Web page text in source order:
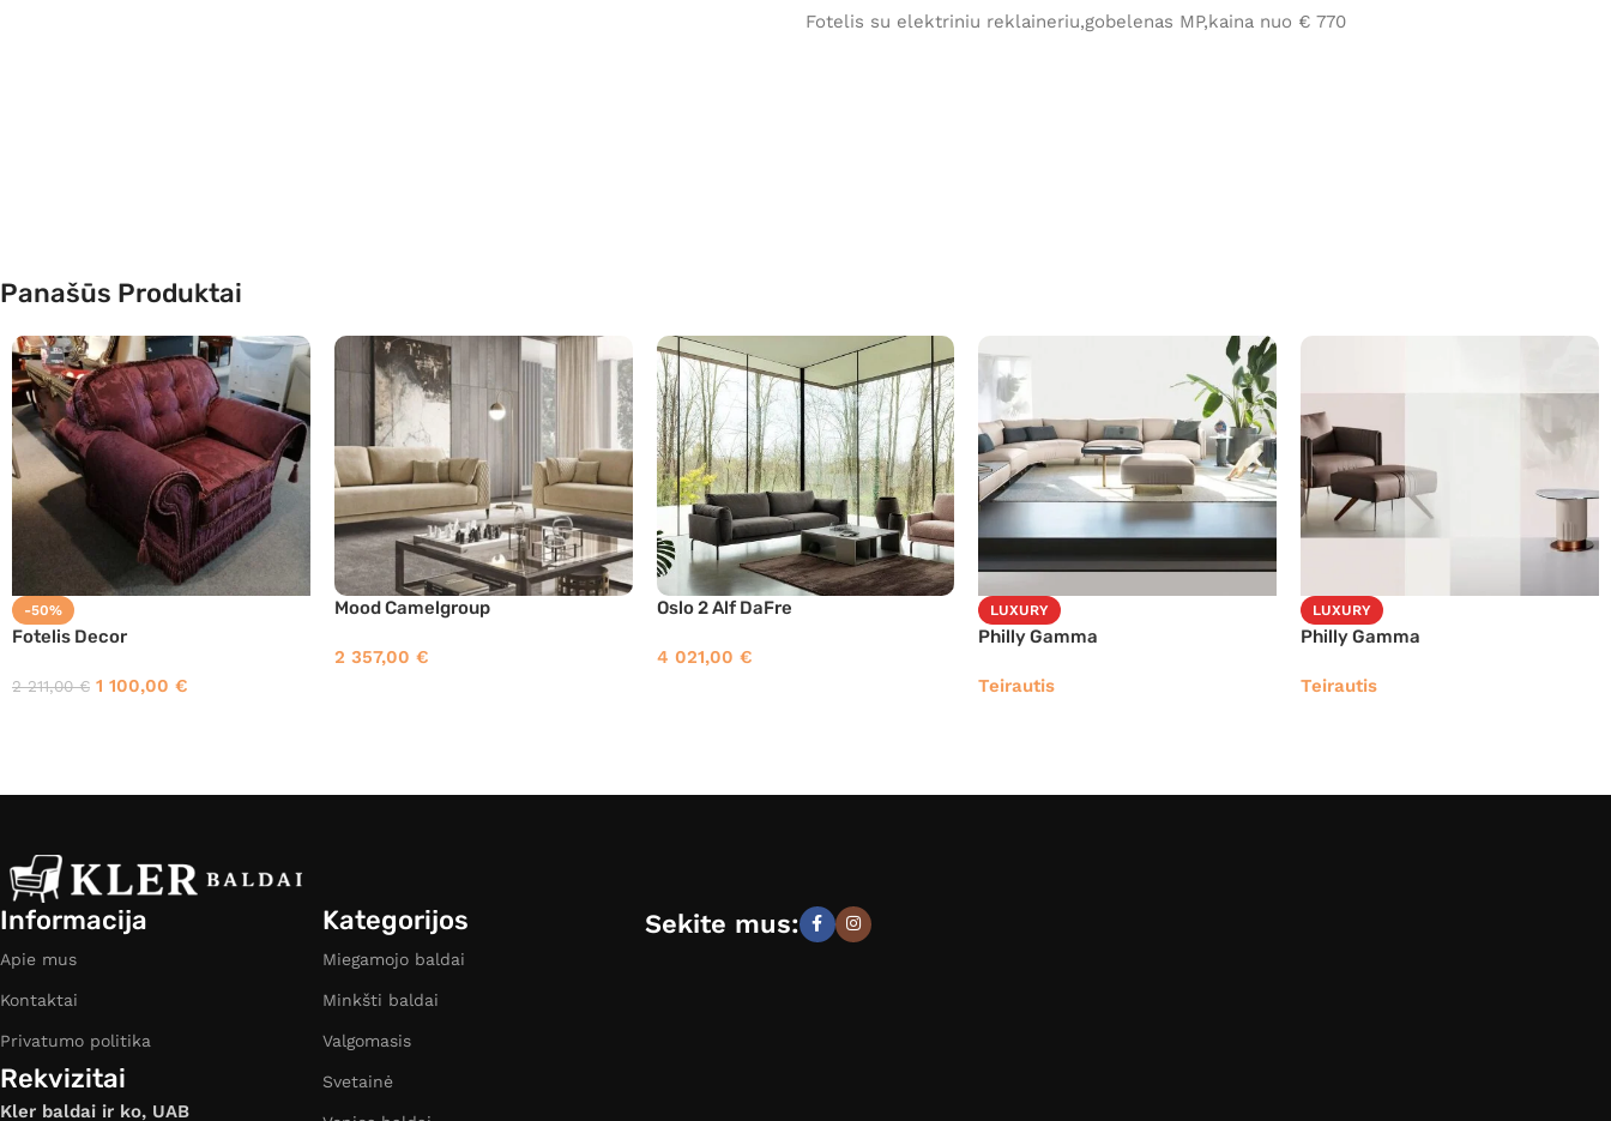
Fotelis su elektriniu reklaineriu,gobelenas MP,kaina nuo € 770
Panašūs Produktai
-50%
Fotelis Decor
2 211,00€ 1 100,00 €
Mood Camelgroup
2 357,00 €
Oslo 2 Alf DaFre
4 021,00 €
LUXURY
Philly Gamma
Teirautis
LUXURY
Philly Gamma
Teirautis
Informacija
Apie mus
Kontaktai
Privatumo politika
Rekvizitai
Kler baldai ir ko, UAB
Kategorijos
Miegamojo baldai
Minkšti baldai
Valgomasis
Svetainė
Sekite mus: